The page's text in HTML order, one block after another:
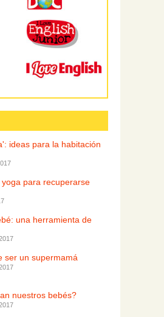
ideas para la habitación
para recuperarse
una herramienta de
ser un supermamá
nuestros bebés?